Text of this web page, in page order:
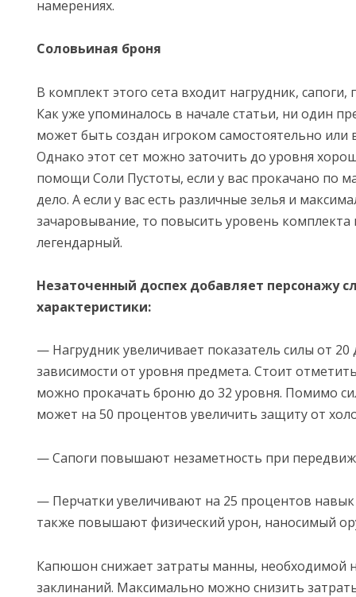
намерениях.
Соловьиная броня
В комплект этого сета входит нагрудник,
Как уже упоминалось в начале статьи, ни один
может быть создан игроком самостоятельно или
Однако этот сет можно заточить до уровня
помощи Соли Пустоты, если у вас прокачано по
дело. А если у вас есть различные зелья и
зачаровывание, то повысить уровень
легендарный.
Незаточенный доспех добавляет персонажу
характеристики:
— Нагрудник увеличивает показатель силы от 20
зависимости от уровня предмета. Стоит
можно прокачать броню до 32 уровня. Помимо
может на 50 процентов увеличить защиту от
— Сапоги повышают незаметность при
— Перчатки увеличивают на 25 процентов
также повышают физический урон, наносимый
Капюшон снижает затраты манны, необходимой
заклинаний. Максимально можно снизить